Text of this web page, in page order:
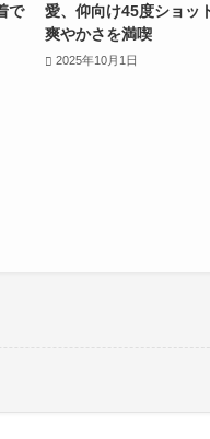
で
愛、仰向け45度ショッ
爽やかさを満喫
2025年10月1日